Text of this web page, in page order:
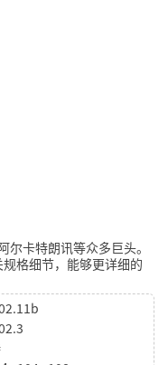
卡特朗讯等众多巨头。
格细节，能够更详细的